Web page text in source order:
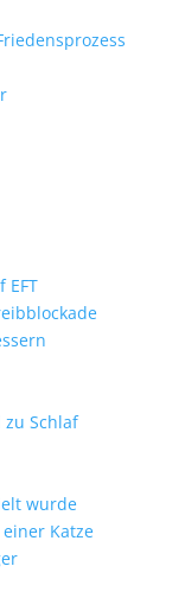
EFT
Schlaf
wurde
Katze